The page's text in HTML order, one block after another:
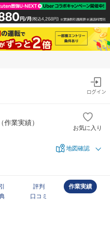
ログイン
（作業実績）
お気に入り
地図確認
評判
口コミ
作業実績